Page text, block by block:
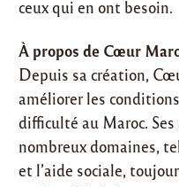
ceux qui en ont besoin.
À propos de Cœur
Depuis sa création,
améliorer les
difficulté au Maroc.
nombreux domaines,
et l’aide sociale,